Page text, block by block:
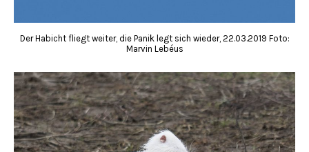
Der Habicht fliegt weiter, die Panik legt sich wieder, 22.03.2019 Foto:
Marvin Lebéus